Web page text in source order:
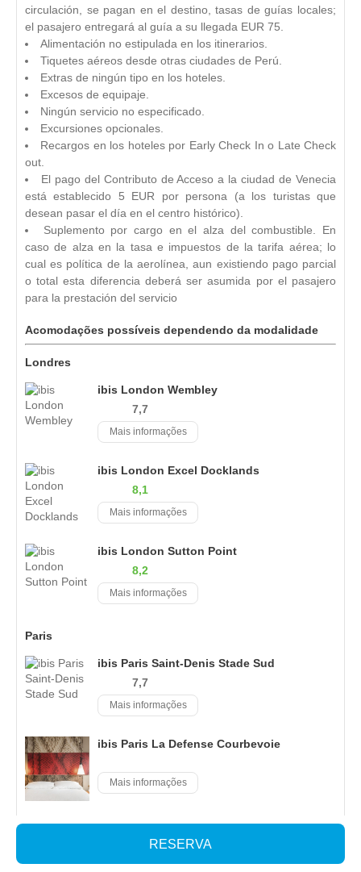
RESERVA
circulación, se pagan en el destino, tasas de guías locales;
el pasajero entregará al guía a su llegada EUR 75.
Alimentación no estipulada en los itinerarios.
Tiquetes aéreos desde otras ciudades de Perú.
Extras de ningún tipo en los hoteles.
Excesos de equipaje.
Ningún servicio no especificado.
Excursiones opcionales.
Recargos en los hoteles por Early Check In o Late Check
out.
El pago del Contributo de Acceso a la ciudad de Venecia
está establecido 5 EUR por persona (a los turistas que
desean pasar el día en el centro histórico).
Suplemento por cargo en el alza del combustible. En
caso de alza en la tasa e impuestos de la tarifa aérea; lo
cual es política de la aerolínea, aun existiendo pago parcial
o total esta diferencia deberá ser asumida por el pasajero
para la prestación del servicio
Acomodações possíveis dependendo da modalidade
Londres
ibis London Wembley
7,7
Mais informações
ibis London Excel Docklands
8,1
Mais informações
ibis London Sutton Point
8,2
Mais informações
Paris
ibis Paris Saint-Denis Stade Sud
7,7
Mais informações
ibis Paris La Defense Courbevoie
Mais informações
Huatian Chinagora Hotel
7,8
Mais informações